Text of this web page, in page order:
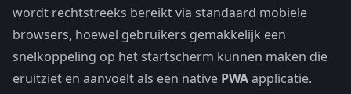
wordt rechtstreeks bereikt via standaard mobiele
browsers, hoewel gebruikers gemakkelijk een
snelkoppeling op het startscherm kunnen maken die
eruitziet en aanvoelt als een native PWAapplicatie.